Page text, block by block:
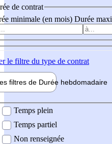
de contrat
minimale (en mois) Durée
le filtre du type de contrat
filtres de Durée hebdomadaire
Temps plein
Temps partiel
Non renseignée